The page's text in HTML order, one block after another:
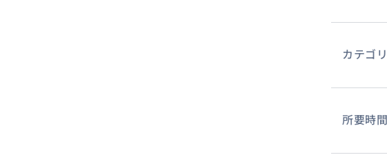
カテゴリ
所要時間